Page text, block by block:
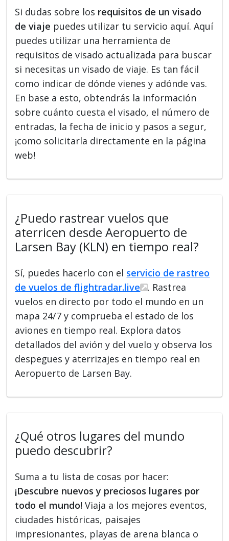
Si dudas sobre los requisitos de un visado
de viaje puedes utilizar tu servicio aquí. Aquí
puedes utilizar una herramienta de
requisitos de visado actualizada para buscar
si necesitas un visado de viaje. Es tan fácil
como indicar de dónde vienes y adónde vas.
En base a esto, obtendrás la información
sobre cuánto cuesta el visado, el número de
entradas, la fecha de inicio y pasos a segur,
¡como solicitarla directamente en la página
web!
¿Puedo rastrear vuelos que
aterricen desde Aeropuerto de
Larsen Bay (KLN) en tiempo real?
Sí, puedes hacerlo con el servicio de rastreo
de vuelos de flightradar.live
. Rastrea
vuelos en directo por todo el mundo en un
mapa 24/7 y comprueba el estado de los
aviones en tiempo real. Explora datos
detallados del avión y del vuelo y observa los
despegues y aterrizajes en tiempo real en
Aeropuerto de Larsen Bay.
¿Qué otros lugares del mundo
puedo descubrir?
Suma a tu lista de cosas por hacer:
¡Descubre nuevos y preciosos lugares por
todo el mundo! Viaja a los mejores eventos,
ciudades históricas, paisajes
impresionantes, playas de arena blanca o